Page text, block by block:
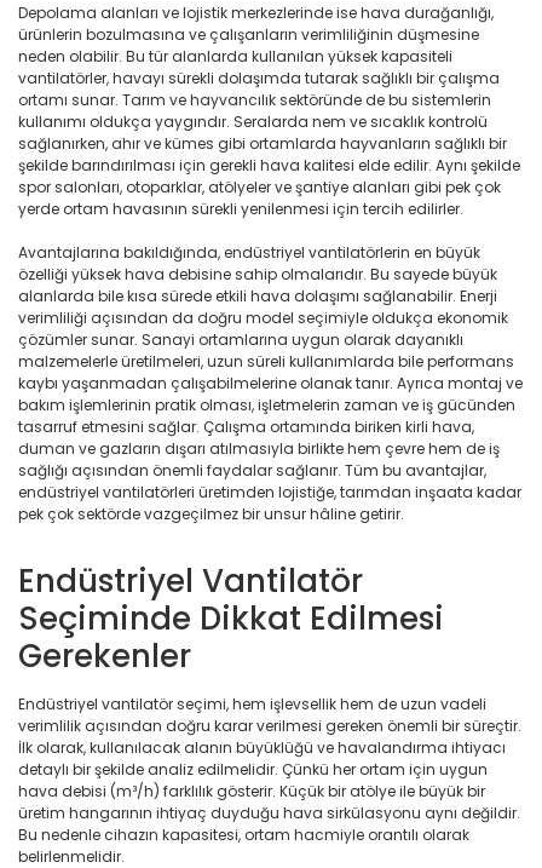
Depolama alanları ve lojistik merkezlerinde ise hava durağanlığı,
ürünlerin bozulmasına ve çalışanların verimliliğinin düşmesine
neden olabilir. Bu tür alanlarda kullanılan yüksek kapasiteli
vantilatörler, havayı sürekli dolaşımda tutarak sağlıklı bir çalışma
ortamı sunar. Tarım ve hayvancılık sektöründe de bu sistemlerin
kullanımı oldukça yaygındır. Seralarda nem ve sıcaklık kontrolü
sağlanırken, ahır ve kümes gibi ortamlarda hayvanların sağlıklı bir
şekilde barındırılması için gerekli hava kalitesi elde edilir. Aynı şekilde
spor salonları, otoparklar, atölyeler ve şantiye alanları gibi pek çok
yerde ortam havasının sürekli yenilenmesi için tercih edilirler.
Avantajlarına bakıldığında, endüstriyel vantilatörlerin en büyük
özelliği yüksek hava debisine sahip olmalarıdır. Bu sayede büyük
alanlarda bile kısa sürede etkili hava dolaşımı sağlanabilir. Enerji
verimliliği açısından da doğru model seçimiyle oldukça ekonomik
çözümler sunar. Sanayi ortamlarına uygun olarak dayanıklı
malzemelerle üretilmeleri, uzun süreli kullanımlarda bile performans
kaybı yaşanmadan çalışabilmelerine olanak tanır. Ayrıca montaj ve
bakım işlemlerinin pratik olması, işletmelerin zaman ve iş gücünden
tasarruf etmesini sağlar. Çalışma ortamında biriken kirli hava,
duman ve gazların dışarı atılmasıyla birlikte hem çevre hem de iş
sağlığı açısından önemli faydalar sağlanır. Tüm bu avantajlar,
endüstriyel vantilatörleri üretimden lojistiğe, tarımdan inşaata kadar
pek çok sektörde vazgeçilmez bir unsur hâline getirir.
Endüstriyel Vantilatör
Seçiminde Dikkat Edilmesi
Gerekenler
Endüstriyel vantilatör seçimi, hem işlevsellik hem de uzun vadeli
verimlilik açısından doğru karar verilmesi gereken önemli bir süreçtir.
İlk olarak, kullanılacak alanın büyüklüğü ve havalandırma ihtiyacı
detaylı bir şekilde analiz edilmelidir. Çünkü her ortam için uygun
hava debisi (m³/h) farklılık gösterir. Küçük bir atölye ile büyük bir
üretim hangarının ihtiyaç duyduğu hava sirkülasyonu aynı değildir.
Bu nedenle cihazın kapasitesi, ortam hacmiyle orantılı olarak
belirlenmelidir.